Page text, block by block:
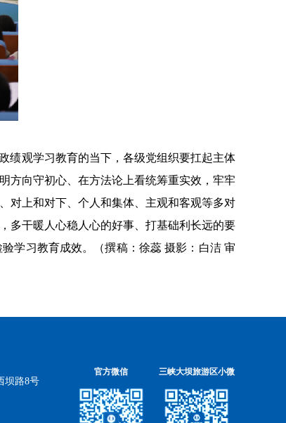
观学习教育的当下，各级党组织要扛起主体
方向守初心、在方法论上看统筹重实效，牢牢
对上和对下、个人和集体、主观和客观等多对
多干暖人心稳人心的好事、打基础利长远的要
学习教育成效。（撰稿：徐蕊 摄影：白洁 审
坝路8号
三峡大坝旅游区小微
官方微信